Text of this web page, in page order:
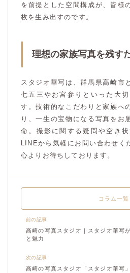
を前提とした空間構成が、皆様
枚を生み出すのです。
理想の家族写真を残す
スタジオ華写は、群馬県高崎市
七五三やお宮参りといった大
す。技術的なこだわりと家族へ
り、一生の宝物になる写真をお
命。撮影に関する疑問や空き状
LINEから気軽にお問い合わせく
心よりお待ちしております。
前の記事
高崎の写真スタジオ｜スタジオ華写
と魅力
コラム一覧
次の記事
高崎の写真スタジオ「スタジオ華写